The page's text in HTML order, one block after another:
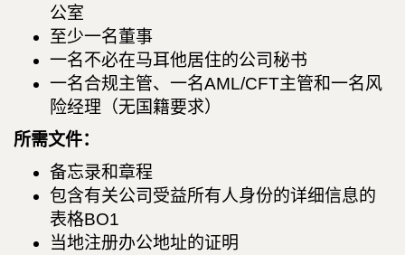
公室
至少一名董事
一名不必在马耳他居住的公司秘书
一名合规主管、一名AML/CFT主管和一名风
险经理（无国籍要求）
所需文件：
备忘录和章程
包含有关公司受益所有人身份的详细信息的
表格BO1
当地注册办公地址的证明